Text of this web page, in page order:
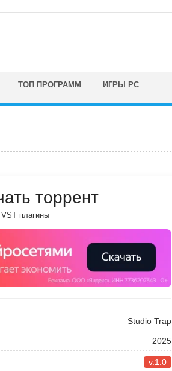
ТОП ПРОГРАММ ИГРЫ PC
торрент
VST плагины
Studio Trap
2025
v.1.0